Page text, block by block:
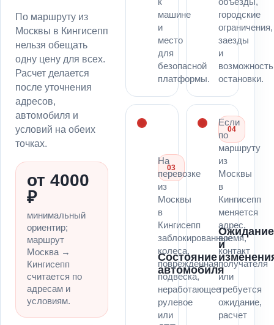
По маршруту из
Москвы в Кингисепп
нельзя обещать
одну цену для всех.
Расчет делается
после уточнения
адресов,
автомобиля и
условий на обеих
точках.
от 4000
₽
минимальный
ориентир;
маршрут
Москва →
Кингисепп
считается по
адресам и
условиям.
машине
и
место
для
безопасной
платформы.
городские
ограничения,
заезды
и
возможность
остановки.
03
Состояние
автомобиля
На
перевозке
из
Москвы
в
Кингисепп
заблокированные
колеса,
поврежденная
подвеска,
неработающее
рулевое
или
04
Ожидание
и
Если
по
маршруту
из
Москвы
в
Кингисепп
меняется
адрес,
время,
контакт
получателя
или
требуется
ожидание,
расчет